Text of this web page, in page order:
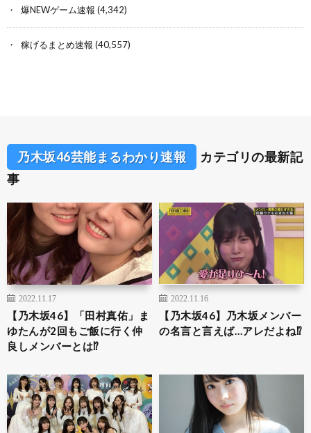
爆NEWゲーム速報 (4,342)
稼げるまとめ速報 (40,557)
乃木坂46芸能まるわかり速報
カテゴリの最新記
事
2022.11.17
【乃木坂46】「田村真佑」ま
ゆたんが2回もご飯に行く仲
良しメンバーとは⁉︎
2022.11.16
【乃木坂46】乃木坂メンバー
の名言と言えば…アレだよね⁉︎